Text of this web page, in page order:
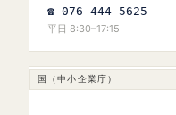
☎ 076-444-5625
平日 8:30–17:15
国（中小企業庁）